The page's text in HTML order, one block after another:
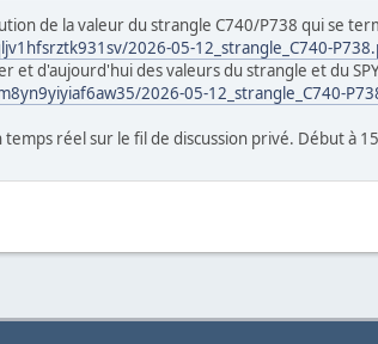
de la valeur du strangle C740/P738 qui se
2026-05-12_strangle_C740-
et d'aujourd'hui des valeurs du strangle et du
2026-05-12_strangle_C740-
réel sur le fil de discussion privé. Début à